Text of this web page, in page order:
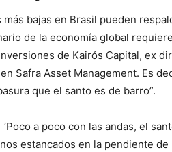
más bajas en Brasil pueden
de la economía global
de Kairós Capital, ex
Safra Asset Management. Es
que el santo es de barro”.
estancados en la pendiente